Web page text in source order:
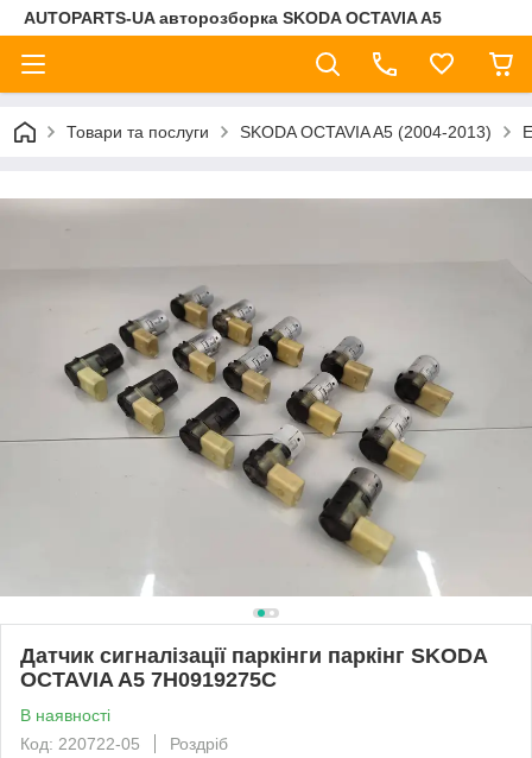
AUTOPARTS-UA авторозборка SKODA OCTAVIA A5
Товари та послуги SKODA OCTAVIA A5 (2004-2013)
Датчик сигналізації паркінги паркінг SKODA
OCTAVIA A5 7H0919275C
В наявності
Код: 220722-05
Роздріб